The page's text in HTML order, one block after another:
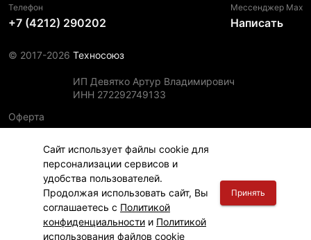
Сайт использует файлы cookie для
персонализации сервисов и
удобства пользователей.
Продолжая использовать сайт, Вы
соглашаетесь с Политикой
конфиденциальности и Политикой
использования файлов cookie
Принять
Телефон
+7 (4212) 290202
Мессенджер Max
Написать
© 2017-2026 Техносоюз
ИП Девятко Артур Владимирович
ИНН 272292749133
Оферта
Политика конфиденциальности
Политика использования файлов cookie
Информация для правообладателей